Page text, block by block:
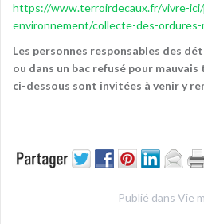
https://www.terroirdecaux.fr/vivre-
environnement/collecte-des-ordures-
Les personnes responsables des
ou dans un bac refusé pour
ci-dessous sont invitées à venir y
Publié dans Vie